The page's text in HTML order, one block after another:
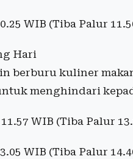
WIB (Tiba Palur
Hari
berburu kuliner
menghindari
WIB (Tiba Palur
WIB (Tiba Palur